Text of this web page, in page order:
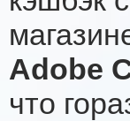
Adobe
что